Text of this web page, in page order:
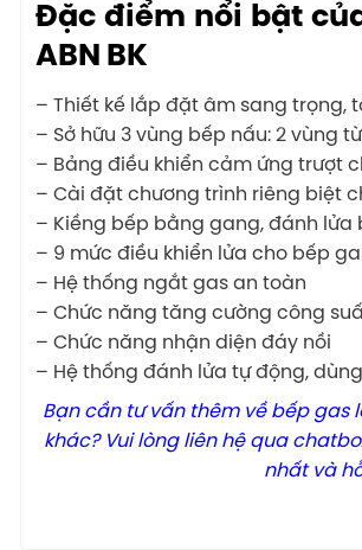
Đặc điểm nổi bật
ABN BK
– Thiết kế lắp đặt âm sang trọng,
– Sở hữu 3 vùng bếp nấu: 2 vùng
– Bảng điều khiển cảm ứng trượt
– Cài đặt chương trình riêng biệt
– Kiềng bếp bằng gang, đánh lửa
– 9 mức điều khiển lửa cho bếp
– Hệ thống ngắt gas an toàn
– Chức năng tăng cường công
– Chức năng nhận diện đáy nồi
– Hệ thống đánh lửa tự động, dùng
Bạn cần tư vấn thêm về bếp gas
khác? Vui lòng liên hệ qua
nhất và